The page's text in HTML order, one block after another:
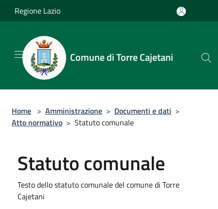
Salta al contenuto principale
Regione Lazio
Comune di Torre Cajetani
Home > Amministrazione > Documenti e dati >
Atto normativo > Statuto comunale
Statuto comunale
Testo dello statuto comunale del comune di Torre
Cajetani